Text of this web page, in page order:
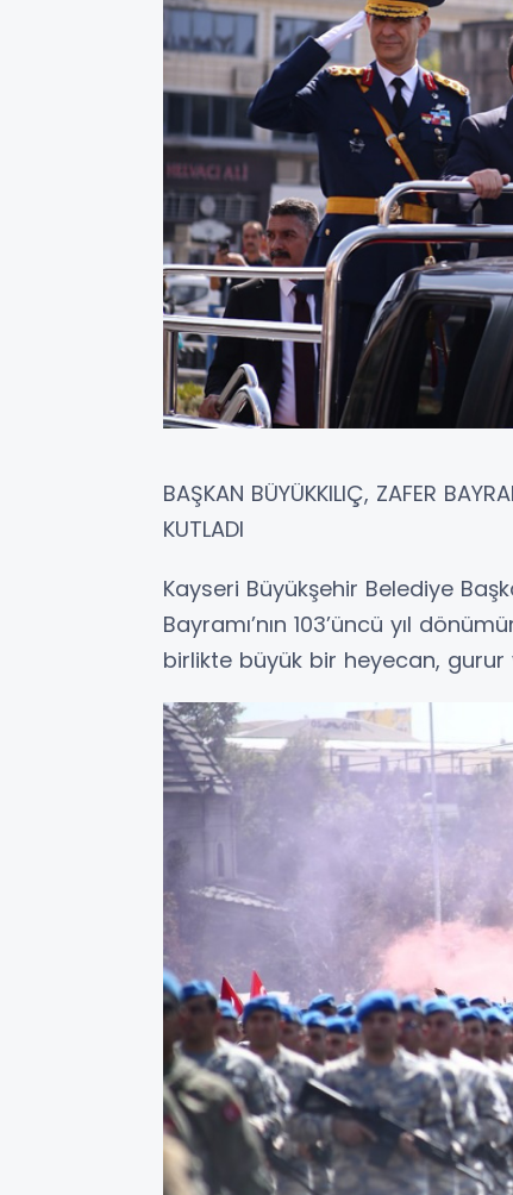
BAŞKAN BÜYÜKKILIÇ, ZAFER
KUTLADI
Kayseri Büyükşehir Belediye
Bayramı’nın 103’üncü yıl
birlikte büyük bir heyecan, gurur